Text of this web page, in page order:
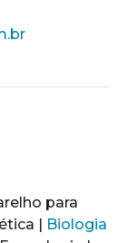
para
| Biologia